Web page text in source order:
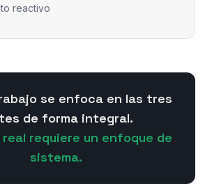
reactivo
se enfoca en las tres
de forma integral.
real requiere un enfoque de
sistema.